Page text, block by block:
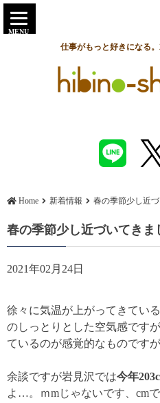
仕事がもっと好きになる
Home 新着情報 春の季節少し近づ
春の季節少し近づいてきま
2021年02月24日
徐々に気温が上がってきてい
のしっとりとした空気感です
ているのが感覚的なものです
余談ですが岩見沢では今年
よ…。ｍmじゃないです、cmで
MENU